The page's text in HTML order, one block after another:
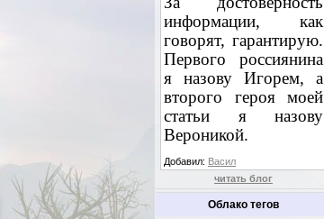
информации, как
говорят, гарантирую.
Первого россиянина
я назову Игорем, а
второго героя моей
статьи я назову
Вероникой.
Добавил: Васил
читать блог
Облако тегов